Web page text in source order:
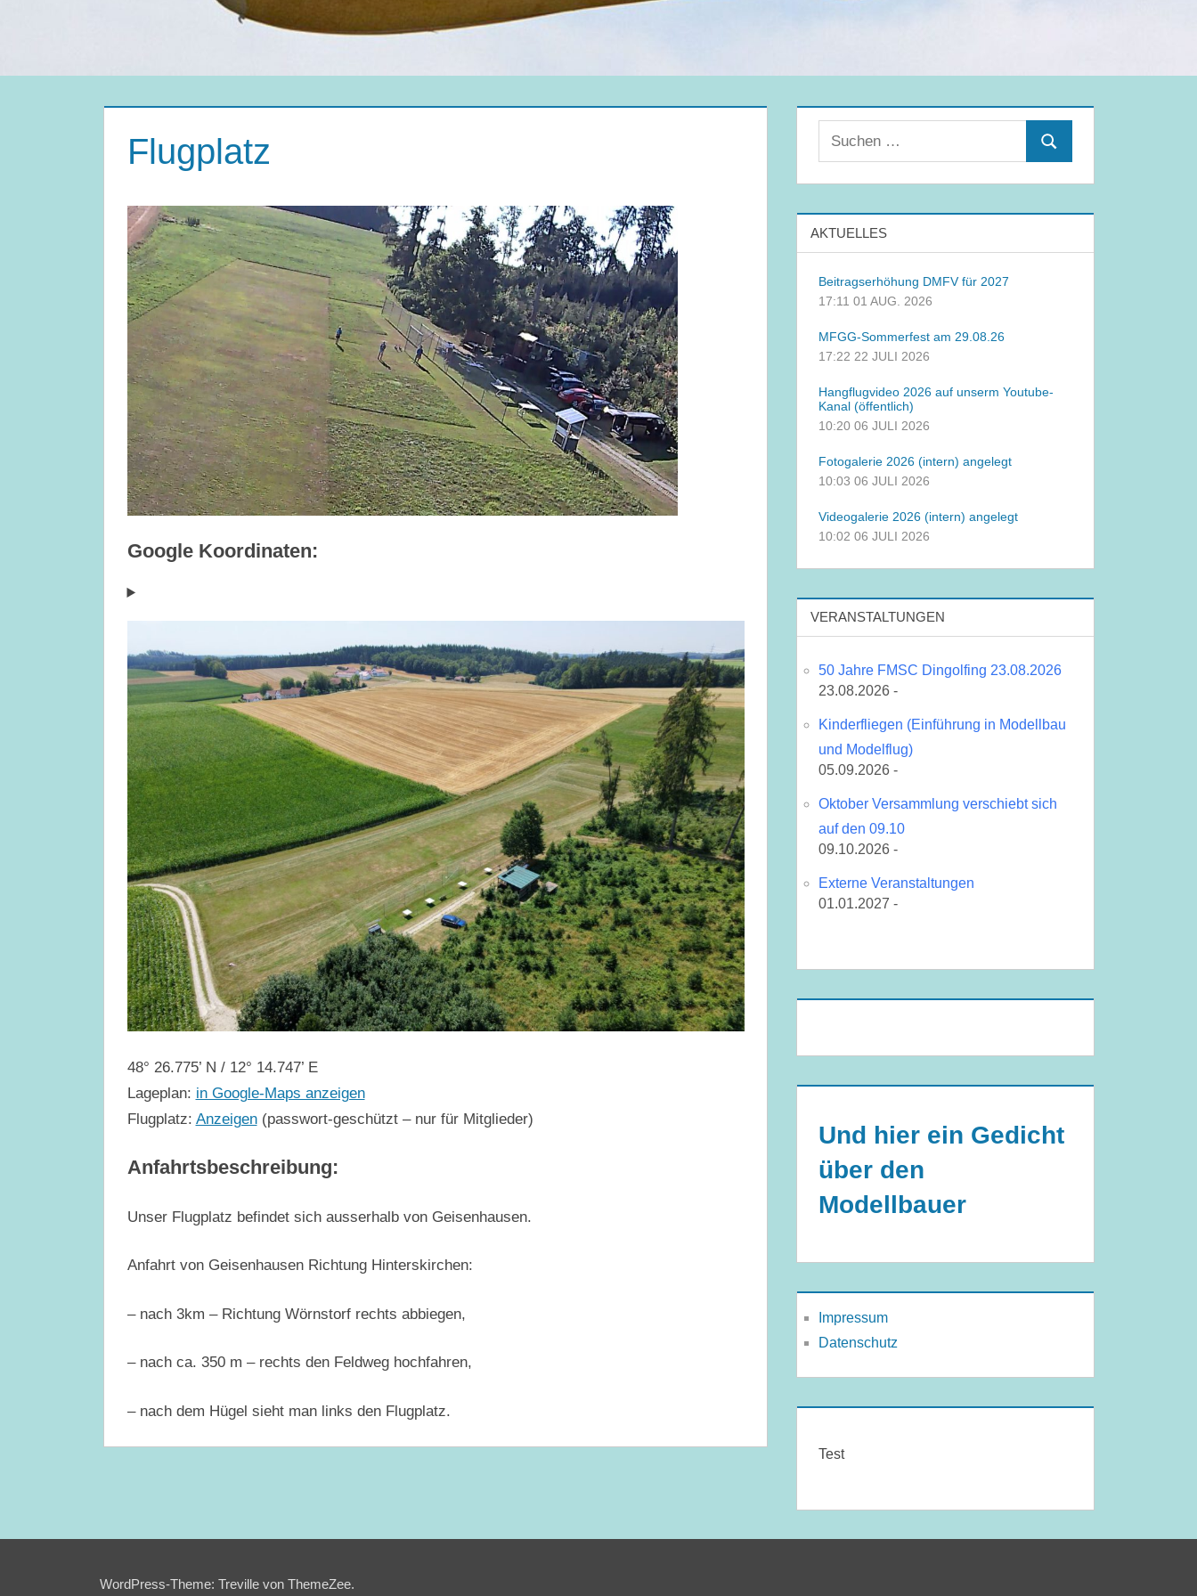
Flugplatz
Google Koordinaten:
48° 26.775’ N / 12° 14.747’ E
Lageplan: in Google-Maps anzeigen
Flugplatz: Anzeigen(passwort-geschützt – nur für Mitglieder)
Anfahrtsbeschreibung:
Unser Flugplatz befindet sich ausserhalb von Geisenhausen.
Anfahrt von Geisenhausen Richtung Hinterskirchen:
– nach 3km – Richtung Wörnstorf rechts abbiegen,
– nach ca. 350 m – rechts den Feldweg hochfahren,
– nach dem Hügel sieht man links den Flugplatz.
Suchen
AKTUELLES
Beitragserhöhung DMFV für 2027
17:11 01 AUG. 2026
MFGG-Sommerfest am 29.08.26
17:22 22 JULI 2026
Hangflugvideo 2026 auf unserm Youtube-
Kanal (öffentlich)
10:20 06 JULI 2026
Fotogalerie 2026 (intern) angelegt
10:03 06 JULI 2026
Videogalerie 2026 (intern) angelegt
10:02 06 JULI 2026
VERANSTALTUNGEN
50 Jahre FMSC Dingolfing 23.08.2026
23.08.2026 -
Kinderfliegen (Einführung in Modellbau
und Modelflug)
05.09.2026 -
Oktober Versammlung verschiebt sich
auf den 09.10
09.10.2026 -
Externe Veranstaltungen
01.01.2027 -
Und hier ein Gedicht
über den
Modellbauer
Impressum
Datenschutz
Test
WordPress-Theme: Treville von ThemeZee.